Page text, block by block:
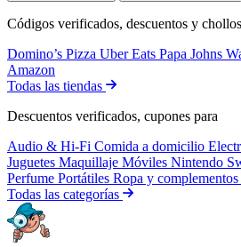
Códigos verificados, descuentos y
Domino’s Pizza Uber Eats Papa Johns
Amazon
Todas las tiendas
Descuentos verificados, cupones para
Audio & Hi-Fi Comida a domicilio
Juguetes Maquillaje Móviles Nintendo
Perfume Portátiles Ropa y complementos
Todas las categorías